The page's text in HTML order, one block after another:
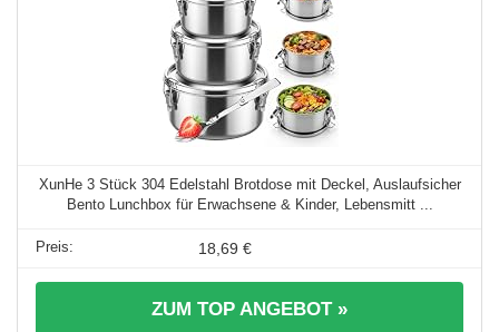
XunHe 3 Stück 304 Edelstahl Brotdose mit Deckel, Auslaufsicher
Bento Lunchbox für Erwachsene & Kinder, Lebensmitt ...
18,69 €
ZUM TOP ANGEBOT »